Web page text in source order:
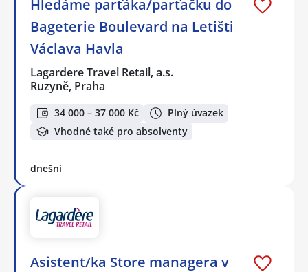
Hledáme parťáka/parťačku do
Bageterie Boulevard na Letišti
Václava Havla
Lagardere Travel Retail, a.s.
Ruzyně, Praha
34 000 – 37 000 Kč
Plný úvazek
Vhodné také pro absolventy
dnešní
Asistent/ka Store managera v